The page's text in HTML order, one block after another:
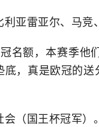
亚雷亚尔、马竞
名额，本赛季他
，真是欧冠的
（国王杯冠军）。